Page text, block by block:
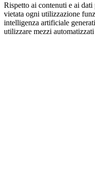
Rispetto ai contenuti e ai
vietata ogni utilizzazione
intelligenza artificiale
utilizzare mezzi